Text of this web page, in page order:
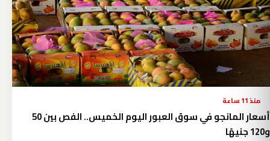
منذ 11 ساعة
أسعار المانجو في سوق العبور اليوم الخميس.. الفص بين 50
و120 جنيهًا